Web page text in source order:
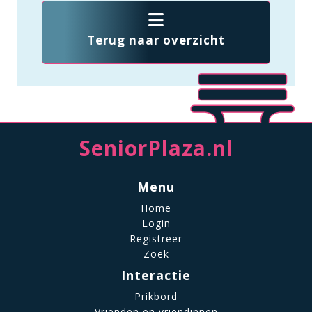
Terug naar overzicht
SeniorPlaza.nl
Menu
Home
Login
Registreer
Zoek
Interactie
Prikbord